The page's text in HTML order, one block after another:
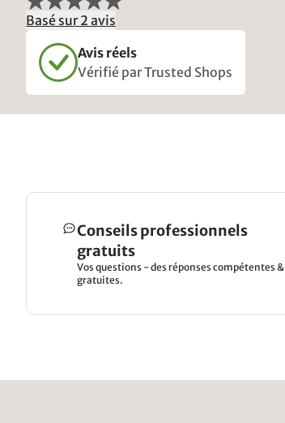
Basé sur 2 avis
Avis réels
Vérifié par Trusted Shops
Conseils professionnels
gratuits
Vos questions - des réponses compétentes &
gratuites.